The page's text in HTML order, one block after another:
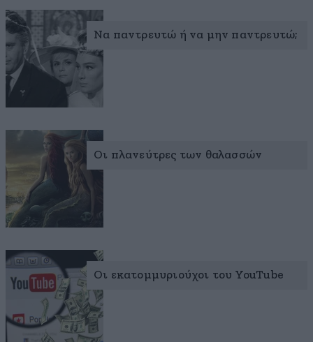
Να παντρευτώ ή να μην παντρευτώ;
Οι πλανεύτρες των θαλασσών
Οι εκατομμυριούχοι του YouTube